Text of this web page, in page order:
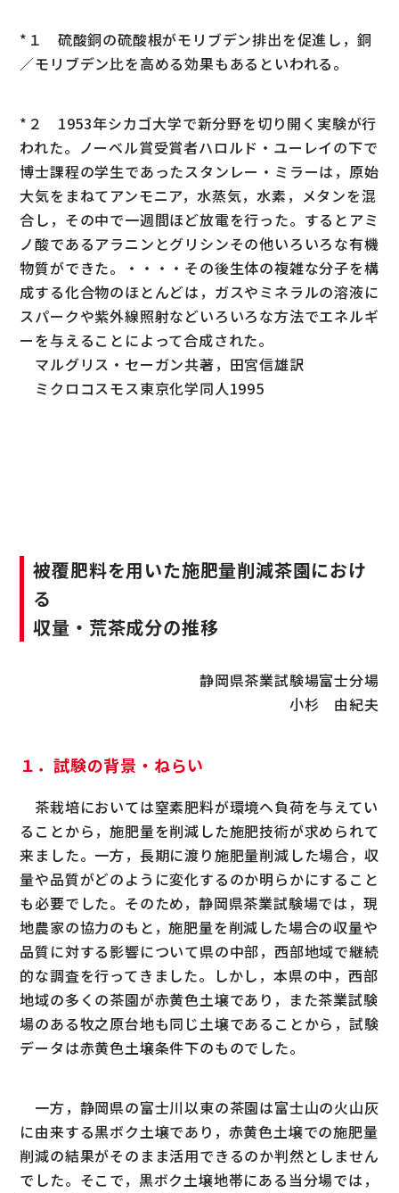
*１ 硫酸銅の硫酸根がモリブデン排出を促進し，銅
／モリブデン比を高める効果もあるといわれる。
*２ 1953年シカゴ大学で新分野を切り開く実験が行
われた。ノーベル賞受賞者ハロルド・ユーレイの下で
博士課程の学生であったスタンレー・ミラーは，原始
大気をまねてアンモニア，水蒸気，水素，メタンを混
合し，その中で一週間ほど放電を行った。するとアミ
ノ酸であるアラニンとグリシンその他いろいろな有機
物質ができた。・・・・その後生体の複雑な分子を構
成する化合物のほとんどは，ガスやミネラルの溶液に
スパークや紫外線照射などいろいろな方法でエネルギ
ーを与えることによって合成された。
マルグリス・セーガン共著，田宮信雄訳
ミクロコスモス東京化学同人1995
被覆肥料を用いた施肥量削減茶園におけ
る
収量・荒茶成分の推移
静岡県茶業試験場富士分場
小杉 由紀夫
１．試験の背景・ねらい
茶栽培においては窒素肥料が環境ヘ負荷を与えてい
ることから，施肥量を削減した施肥技術が求められて
来ました。一方，長期に渡り施肥量削減した場合，収
量や品質がどのように変化するのか明らかにすること
も必要でした。そのため，静岡県茶業試験場では，現
地農家の協力のもと，施肥量を削減した場合の収量や
品質に対する影響について県の中部，西部地域で継続
的な調査を行ってきました。しかし，本県の中，西部
地域の多くの茶園が赤黄色土壌であり，また茶業試験
場のある牧之原台地も同じ土壌であることから，試験
データは赤黄色土壌条件下のものでした。
一方，静岡県の富士川以東の茶園は富士山の火山灰
に由来する黒ボク土壌であり，赤黄色土壌での施肥量
削減の結果がそのまま活用できるのか判然としません
でした。そこで，黒ボク土壌地帯にある当分場では，